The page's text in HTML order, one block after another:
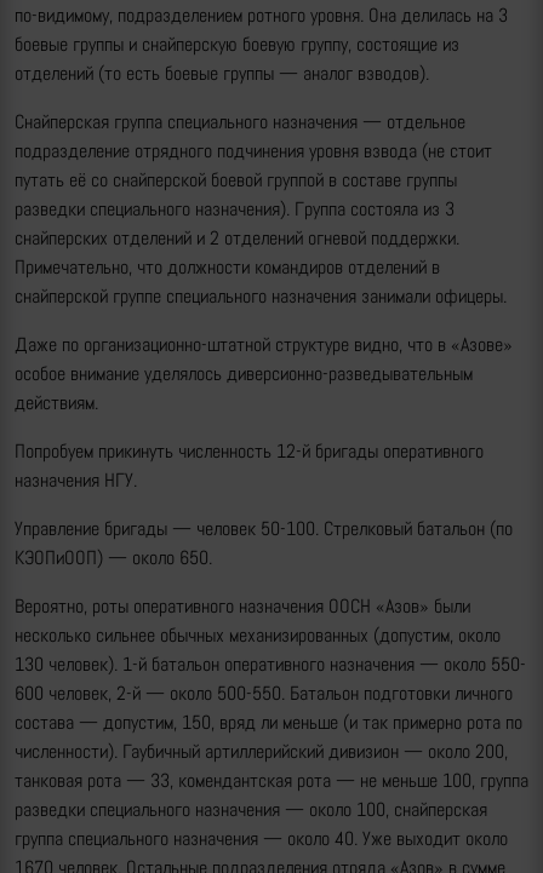
по-видимому, подразделением ротного уровня. Она делилась на 3
боевые группы и снайперскую боевую группу, состоящие из
отделений (то есть боевые группы — аналог взводов).
Снайперская группа специального назначения — отдельное
подразделение отрядного подчинения уровня взвода (не стоит
путать её со снайперской боевой группой в составе группы
разведки специального назначения). Группа состояла из 3
снайперских отделений и 2 отделений огневой поддержки.
Примечательно, что должности командиров отделений в
снайперской группе специального назначения занимали офицеры.
Даже по организационно-штатной структуре видно, что в «Азове»
особое внимание уделялось диверсионно-разведывательным
действиям.
Попробуем прикинуть численность 12-й бригады оперативного
назначения НГУ.
Управление бригады — человек 50-100. Стрелковый батальон (по
КЭОПиООП) — около 650.
Вероятно, роты оперативного назначения ООСН «Азов» были
несколько сильнее обычных механизированных (допустим, около
130 человек). 1-й батальон оперативного назначения — около 550-
600 человек, 2-й — около 500-550. Батальон подготовки личного
состава — допустим, 150, вряд ли меньше (и так примерно рота по
численности). Гаубичный артиллерийский дивизион — около 200,
танковая рота — 33, комендантская рота — не меньше 100, группа
разведки специального назначения — около 100, снайперская
группа специального назначения — около 40. Уже выходит около
1670 человек. Остальные подразделения отряда «Азов» в сумме